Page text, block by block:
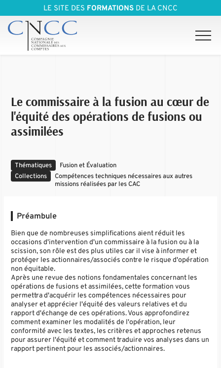
LE SITE DES FORMATIONS DE LA CNCC
Le commissaire à la fusion au cœur de
l'équité des opérations de fusions ou
assimilées
Thématiques
Fusion et Évaluation
Collections
Compétences techniques nécessaires aux autres
missions réalisées par les CAC
Préambule
Bien que de nombreuses simplifications aient réduit les
occasions d'intervention d'un commissaire à la fusion ou à la
scission, son rôle est des plus utiles car il vise à informer et
protéger les actionnaires/associés contre le risque d'opération
non équitable.
Après une revue des notions fondamentales concernant les
opérations de fusions et assimilées, cette formation vous
permettra d'acquérir les compétences nécessaires pour
analyser et apprécier l'équité des valeurs relatives et du
rapport d'échange de ces opérations. Vous approfondirez
comment examiner les modalités de l'opération, leur
conformité avec les textes, les critères et approches retenus
pour assurer l'équité et comment traduire vos analyses dans un
rapport pertinent pour les associés/actionnaires.